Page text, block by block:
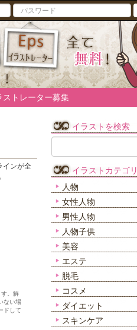
ストレーター募集
インが全
イラストを検索
イラストカテゴリ
人物
女性人物
男性人物
人物子供
美容
エステ
脱毛
コスメ
ダイエット
スキンケア